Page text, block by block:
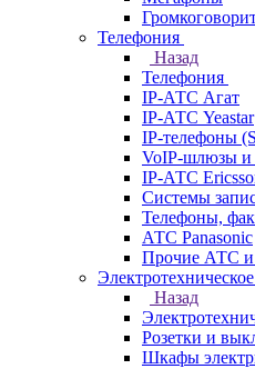
Телефония
Назад
Телефония
IP-АТС Агат
IP-АТС Yeastar
IP-телефоны
VoIP-шлюзы и
IP-АТС
Системы
Телефоны,
АТС Panasonic
Прочие АТС и
Назад
Розетки и
Шкафы